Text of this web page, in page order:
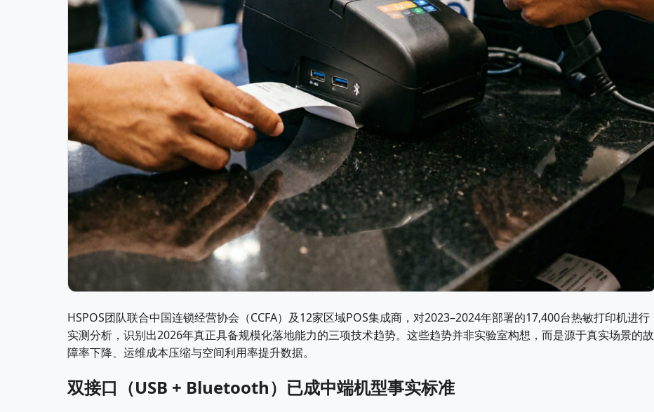
HSPOS团队联合中国连锁经营协会（CCFA）及12家区域POS集成商，对2023–2024年部署的17,400台热敏打印机进行
实测分析，识别出2026年真正具备规模化落地能力的三项技术趋势。这些趋势并非实验室构想，而是源于真实场景的故
障率下降、运维成本压缩与空间利用率提升数据。
双接口（USB + Bluetooth）已成中端机型事实标准